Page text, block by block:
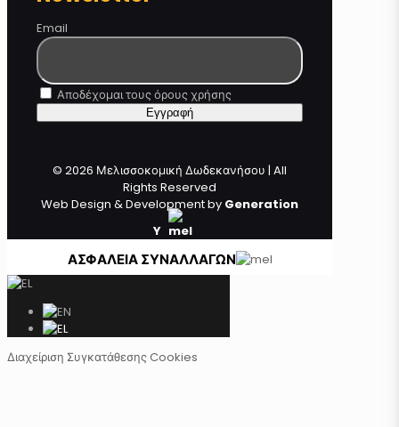
Email
Αποδέχομαι τους όρους χρήσης
© 2026 Μελισσοκομική Δωδεκανήσου | All
Rights Reserved
Web Design & Development by Generation
Y
ΑΣΦΑΛΕΙΑ ΣΥΝΑΛΛΑΓΩΝ
Διαχείριση Συγκατάθεσης Cookies